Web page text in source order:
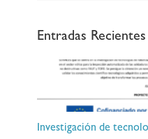
Entradas Recientes
Investigación de